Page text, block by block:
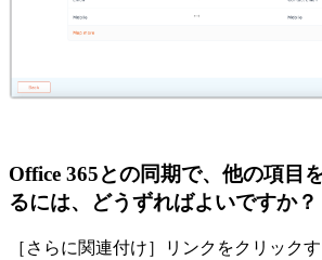
Office 365との同期で、他の項目
るには、どうずればよいですか？
［さらに関連付け］リンクをクリック